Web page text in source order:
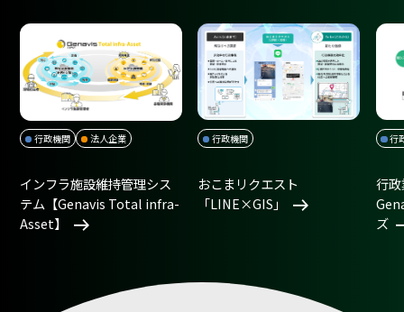
行政機関 法人企業
インフラ施設維持管理シス
テム【Genavis Total infra-
Asset】
行政機関
おこまリクエスト
「LINE×GIS」
行
行
ズ